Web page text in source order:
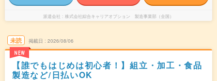
派遣会社 株式会社綜合キャリアオプション 製造事業部（全国）
未読
NEW
掲載日 2026/08/06
【誰でもはじめは初心者！】組立・加工・食品
製造など/日払いOK